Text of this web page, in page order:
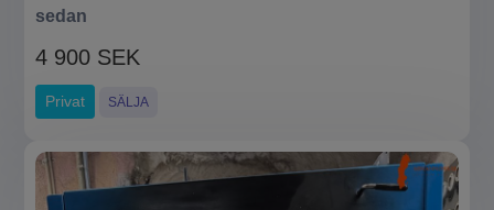
sedan
4 900 SEK
Privat SÄLJA